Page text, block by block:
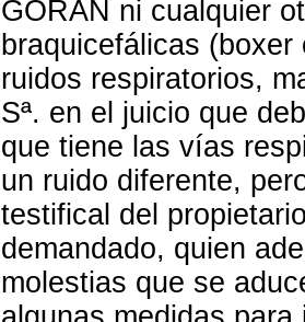
GORAN ni cualquier
braquicefálicas
ruidos respiratorios,
Sª. en el juicio que
que tiene las vías
un ruido diferente,
testifical del
demandado, quien
molestias que se